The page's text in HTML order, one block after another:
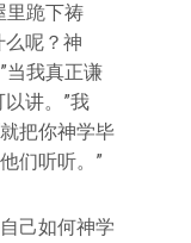
里跪下祷
么呢？神
当我真正谦
讲。”我
把你神学毕
们听听。”
己如何神学